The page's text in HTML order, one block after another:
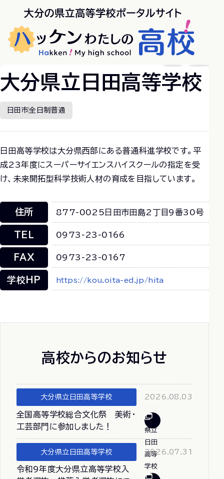
大分県立日田高等学校
日田市全日制 普通
日田高等学校は大分県西部にある普通科進学校です。平
成23年度にスーパーサイエンスハイスクールの指定を受
け、未来開拓型科学技術人材の育成を目指しています。
住所 877-0025 日田市田島2丁目9番30号
TEL 0973-23-0166
FAX 0973-23-0167
学校HP https://kou.oita-ed.jp/hita
高校からのお知らせ
大分県立日田高等学校 2026.08.03
全国高等学校総合文化祭 美術・
工芸部門に参加しました！
大分県立日田高等学校 2026.07.31
令和9年度大分県立高等学校入